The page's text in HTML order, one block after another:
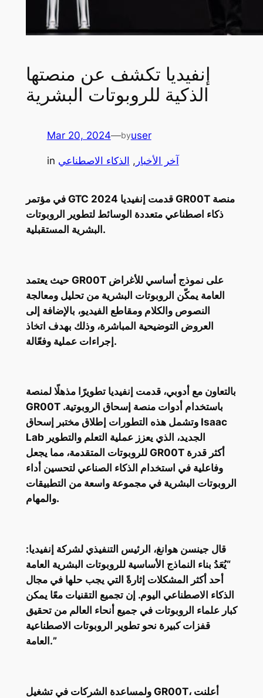
إنفيديا تكشف عن منصتها
الذكية للروبوتات البشرية
Mar 20, 2024—byuser
in آخر الأخبار , الذكاء الاصطناعي
في مؤتمر GTC 2024 قدمت إنفيديا GR00T منصة
ذكاء اصطناعي متعددة الوسائط لتطوير الروبوتات
البشرية المستقبلية.
حيث يعتمد GR00T على نموذج أساسي للأغراض
العامة يمكّن الروبوتات البشرية من تحليل ومعالجة
النصوص والكلام ومقاطع الفيديو، بالإضافة إلى
العروض التوضيحية المباشرة، وذلك بهدف اتخاذ
إجراءات عملية وفعّالة.
بالتعاون مع أدوبي، قدمت إنفيديا تطويرًا مذهلًا لمنصة
GR00T باستخدام أدوات منصة إسحاق الروبوتية.
وتشمل هذه التطورات إطلاق مختبر إسحاق Isaac
Lab الجديد، الذي يعزز عملية التعلم والتطوير
للروبوتات المتقدمة، مما يجعل GR00T أكثر قدرة
وفاعلية في استخدام الذكاء الصناعي لتحسين أداء
الروبوتات البشرية في مجموعة واسعة من التطبيقات
والمهام.
قال جينسن هوانغ، الرئيس التنفيذي لشركة إنفيديا:
“يُعَدُ بناء النماذج الأساسية للروبوتات البشرية العامة
أحد أكثر المشكلات إثارةً التي يجب حلها في مجال
الذكاء الاصطناعي اليوم. إن تجميع التقنيات معًا يمكن
كبار علماء الروبوتات في جميع أنحاء العالم من تحقيق
قفزات كبيرة نحو تطوير الروبوتات الاصطناعية
العامة.”
ولمساعدة الشركات في تشغيل GR00T، أعلنت